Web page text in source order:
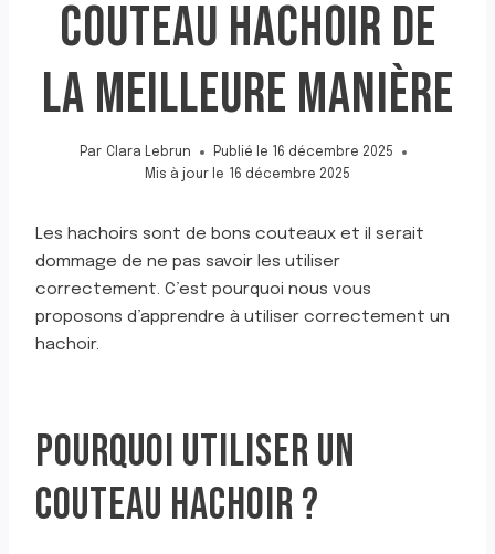
COUTEAU HACHOIR DE
LA MEILLEURE MANIÈRE
Par Clara Lebrun Publié le
16 décembre 2025
Mis à jour le
16 décembre 2025
Les hachoirs sont de bons couteaux et il serait
dommage de ne pas savoir les utiliser
correctement. C’est pourquoi nous vous
proposons d’apprendre à utiliser correctement un
hachoir.
POURQUOI UTILISER UN
COUTEAU HACHOIR ?